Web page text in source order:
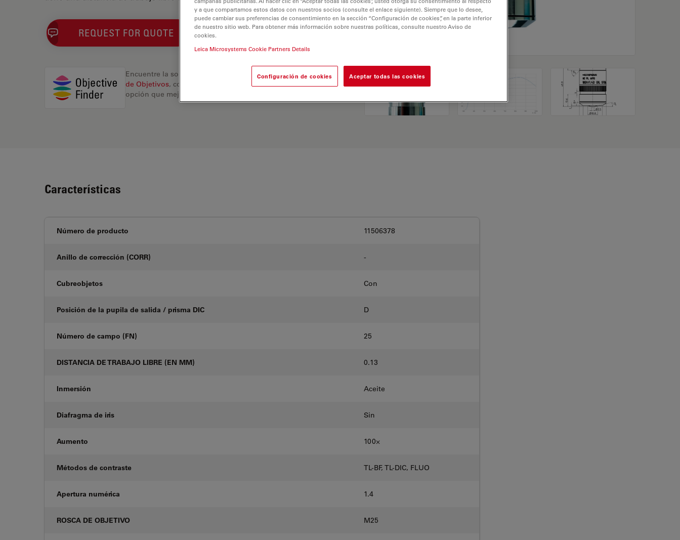
REQUEST FOR QUOTE
Encuentre la solución ideal. Explore nuestroBuscador
de Objetivos, compare alternativas y encuentre la
opción que mejor se adapte a sus necesidades.
Características
Número de producto 11506378
Anillo de corrección (CORR) -
Cubreobjetos Con
Posición de la pupila de salida / prisma DIC D
Número de campo (FN) 25
DISTANCIA DE TRABAJO LIBRE (EN MM) 0.13
Inmersión Aceite
Diafragma de iris Sin
Aumento 100⨉
Métodos de contraste TL-BF, TL-DIC, FLUO
Apertura numérica 1.4
ROSCA DE OBJETIVO M25
y a que compartamos estos datos con nuestros socios (consulte el enlace siguiente). Siempre que lo desee,
puede cambiar sus preferencias de consentimiento en la sección “Configuración de cookies”, en la parte inferior
de nuestro sitio web. Para obtener más información sobre nuestras políticas, consulte nuestro Aviso de
cookies.
Leica Microsystems Cookie Partners Details
Configuración de cookies Aceptar todas las cookies